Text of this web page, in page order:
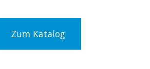
Zum Katalog